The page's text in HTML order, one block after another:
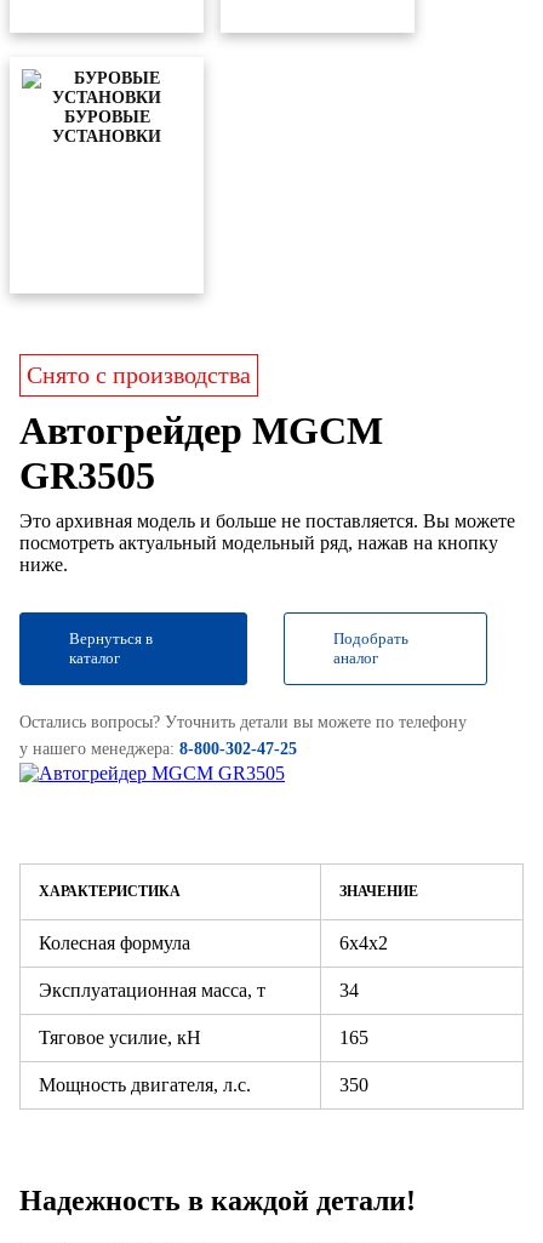
БУРОВЫЕ
УСТАНОВКИ
Снято с производства
Автогрейдер MGCM
GR3505
Это архивная модель и больше не поставляется. Вы можете
посмотреть актуальный модельный ряд, нажав на кнопку
ниже.
Вернуться в
каталог
Подобрать
аналог
Остались вопросы? Уточнить детали вы можете по телефону
у нашего менеджера:8-800-302-47-25
ХАРАКТЕРИСТИКА ЗНАЧЕНИЕ
Колесная формула 6х4х2
Эксплуатационная масса, т 34
Тяговое усилие, кН 165
Мощность двигателя, л.с. 350
Надежность в каждой детали!